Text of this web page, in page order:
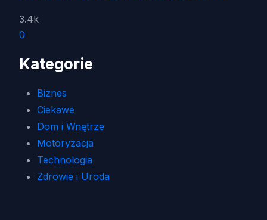
3.4k
0
Kategorie
Biznes
Ciekawe
Dom i Wnętrze
Motoryzacja
Technologia
Zdrowie i Uroda